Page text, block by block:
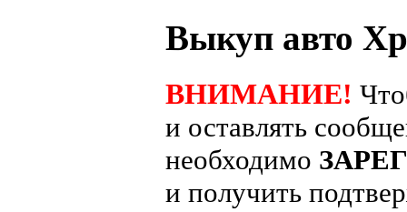
Выкуп авто
ВНИМАНИЕ!
и оставлять
необходимо
и получить